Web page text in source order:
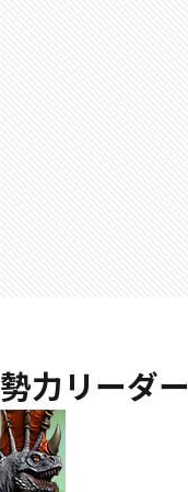
勢力リーダー